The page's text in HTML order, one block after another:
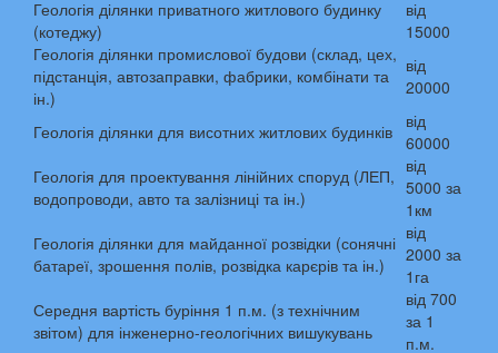
Геологія ділянки приватного житлового будинку
(котеджу)
від
15000
Геологія ділянки промислової будови (склад, цех,
підстанція, автозаправки, фабрики, комбінати та
ін.)
від
20000
Геологія ділянки для висотних житлових будинків
від
60000
Геологія для проектування лінійних споруд (ЛЕП,
водопроводи, авто та залізниці та ін.)
від
5000 за
1км
Геологія ділянки для майданної розвідки (сонячні
батареї, зрошення полів, розвідка карєрів та ін.)
від
2000 за
1га
Середня вартість буріння 1 п.м. (з технічним
звітом) для інженерно-геологічних вишукувань
від 700
за 1
п.м.